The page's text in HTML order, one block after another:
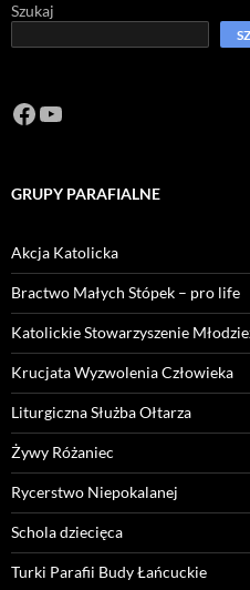
Szukaj
Facebook
https://
GRUPY PARAFIALNE
Akcja Katolicka
Bractwo Małych Stópek – pro life
Katolickie Stowarzyszenie
Krucjata Wyzwolenia Człowieka
Liturgiczna Służba Ołtarza
Żywy Różaniec
Rycerstwo Niepokalanej
Schola dziecięca
Turki Parafii Budy Łańcuckie